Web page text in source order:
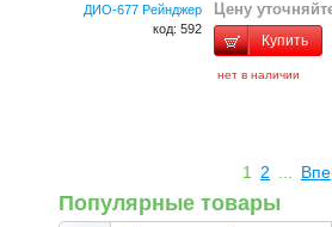
ДИО-677 Рейнджер
код: 592
Цену
Купить
нет в наличии
1 2
Популярные товары